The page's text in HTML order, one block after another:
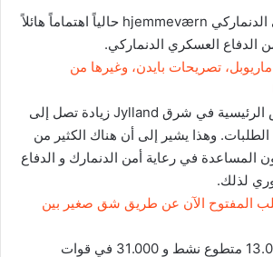
يواجه الحرس الوطني الدنماركي hjemmeværn حالياً اهتماماً هائلاً
الدفاع العسكري الدنماركي.
تصريحات بايدن، وغيرها من
شهدت منطقة الحرس الرئيسية في شرق Jylland زيادة تصل إلى
وهذا يشير إلى أن هناك الكثير من
المساعدة في رعاية أمن الدنمارك و الدفاع
لذلك.
المفتوح الآن عن طريق شق صغير بين
“حالياً لدينا حوالي 13.000 متطوع نشط و 31.000 في قوات